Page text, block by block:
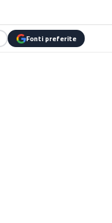
Fonti preferite